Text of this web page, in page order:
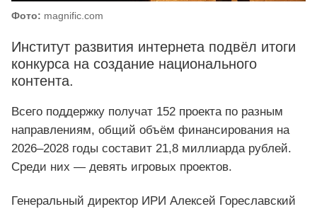
Фото: magnific.com
Институт развития интернета подвёл итоги
конкурса на создание национального
контента.
Всего поддержку получат 152 проекта по разным
направлениям, общий объём финансирования на
2026–2028 годы составит 21,8 миллиарда рублей.
Среди них — девять игровых проектов.
Генеральный директор ИРИ Алексей Гореславский